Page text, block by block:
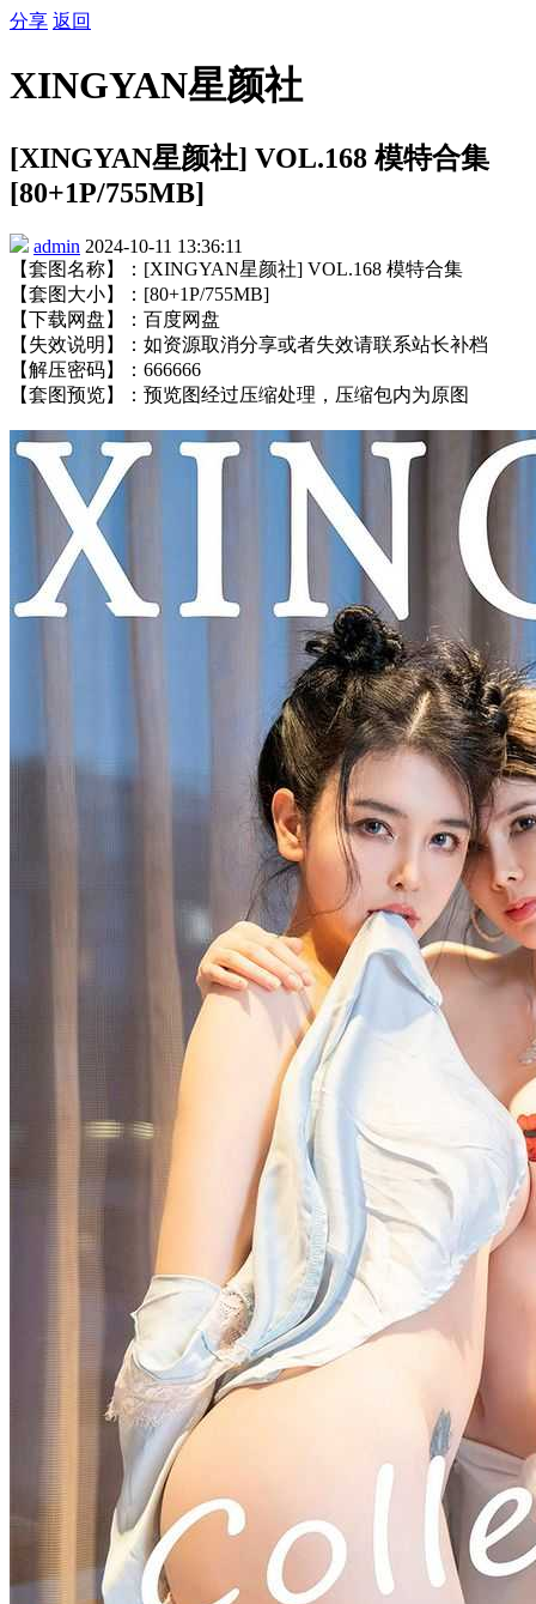
分享 返回
XINGYAN星颜社
[XINGYAN星颜社] VOL.168 模特合集
[80+1P/755MB]
admin 2024-10-11 13:36:11
【套图名称】：[XINGYAN星颜社] VOL.168 模特合集
【套图大小】：[80+1P/755MB]
【下载网盘】：百度网盘
【失效说明】：如资源取消分享或者失效请联系站长补档
【解压密码】：666666
【套图预览】：预览图经过压缩处理，压缩包内为原图